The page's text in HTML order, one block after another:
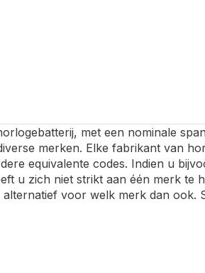
met een nominale
merken. Elke fabrikant van
equivalente codes. Indien u
u zich niet strikt aan één merk te
alternatief voor welk merk dan